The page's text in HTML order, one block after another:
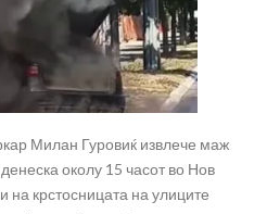
Милан Гуровиќ извлече маж
околу 15 часот во Нов
на крстосницата на улиците